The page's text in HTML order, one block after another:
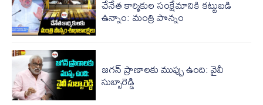
చేనేత కార్మికుల సంక్షేమానికి కట్టుబడి
ఉన్నాం: మంత్రి పొన్నం
జ‌గ‌న్ ప్రాణాల‌కు ముప్పు ఉంది: వైవీ
సుబ్బారెడ్డి